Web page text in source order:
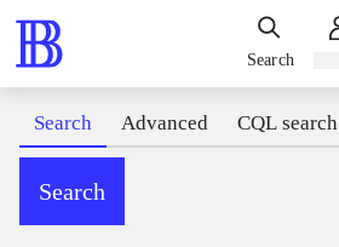
Search
Search Advanced CQL search
Search